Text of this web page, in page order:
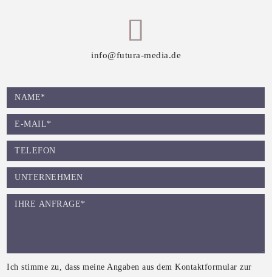
info@futura-media.de
Ich stimme zu, dass meine Angaben aus dem Kontaktformular zur